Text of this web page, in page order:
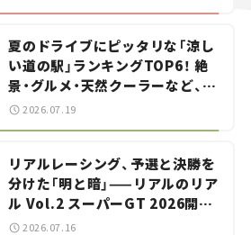
夏のドライブにピッタリな「涼し
い道の駅」ランキングTOP6！ 絶
景・グルメ・天然クーラーなど、避
暑におすすめのスポットを紹介
【道の駅マニアの推し駅ガイド】
2026.07.19
リアルレーシング、予選と決勝を
分けた「明と暗」——リアルのリア
ル Vol.2 スーパーGT 2026開幕
戦 岡山国際サーキット
2026.07.16